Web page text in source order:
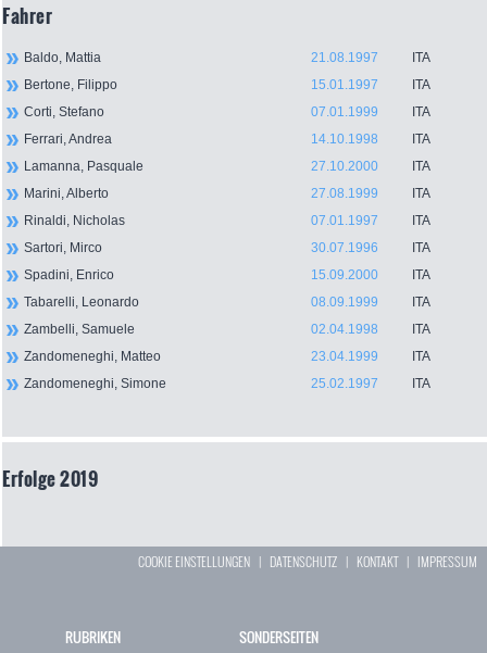
Fahrer
Baldo, Mattia 21.08.1997
ITA
Bertone, Filippo
15.01.1997
ITA
Corti, Stefano
07.01.1999
ITA
Ferrari, Andrea
14.10.1998
ITA
Lamanna, Pasquale
27.10.2000
ITA
Marini, Alberto
27.08.1999
ITA
Rinaldi, Nicholas
07.01.1997
ITA
Sartori, Mirco
30.07.1996
ITA
Spadini, Enrico
15.09.2000
ITA
Tabarelli, Leonardo
08.09.1999
ITA
Zambelli, Samuele
02.04.1998
ITA
Zandomeneghi, Matteo
23.04.1999
ITA
Zandomeneghi, Simone
25.02.1997 ITA
Erfolge 2019
COOKIE EINSTELLUNGEN | DATENSCHUTZ | KONTAKT| IMPRESSUM
RUBRIKEN SONDERSEITEN